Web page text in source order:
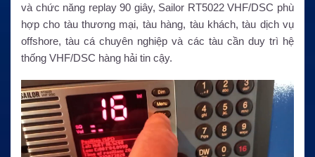
và chức năng replay 90 giây, Sailor RT5022 VHF/DSC phù
hợp cho tàu thương mại, tàu hàng, tàu khách, tàu dịch vụ
offshore, tàu cá chuyên nghiệp và các tàu cần duy trì hệ
thống VHF/DSC hàng hải tin cậy.